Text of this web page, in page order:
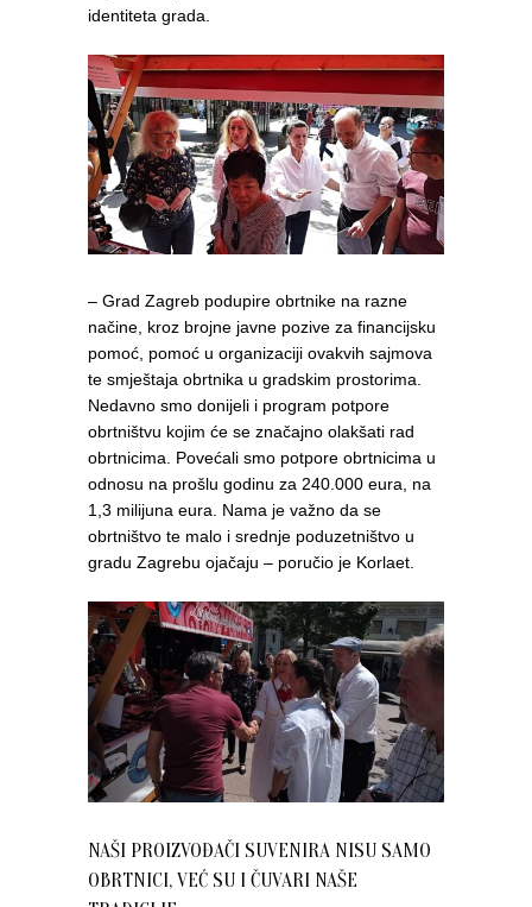
identiteta grada.
– Grad Zagreb podupire obrtnike na razne
načine, kroz brojne javne pozive za financijsku
pomoć, pomoć u organizaciji ovakvih sajmova
te smještaja obrtnika u gradskim prostorima.
Nedavno smo donijeli i program potpore
obrtništvu kojim će se značajno olakšati rad
obrtnicima. Povećali smo potpore obrtnicima u
odnosu na prošlu godinu za 240.000 eura, na
1,3 milijuna eura. Nama je važno da se
obrtništvo te malo i srednje poduzetništvo u
gradu Zagrebu ojačaju – poručio je Korlaet.
NAŠI PROIZVOĐAČI SUVENIRA NISU SAMO
OBRTNICI, VEĆ SU I ČUVARI NAŠE